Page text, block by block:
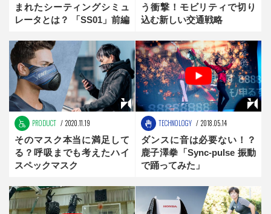
まれたシーティングシミュ
レータとは？ 「SS01」前編
う衝撃！モビリティで切り
込む新しい交通戦略
PRODUCT 2020.11.19
そのマスク本当に満足して
る？呼吸までも考えたハイ
スペックマスク
TECHNOLOGY 2018.05.14
ダンスに音は必要ない！？
鹿子澤拳「Sync-pulse 振動
で踊ってみた」